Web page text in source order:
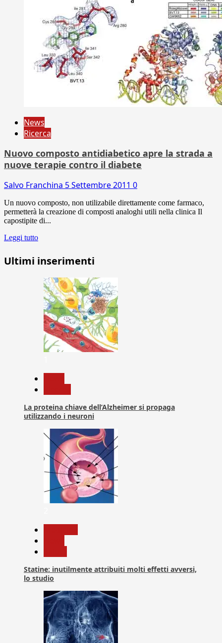
News
Ricerca
Nuovo composto antidiabetico apre la strada a
nuove terapie contro il diabete
Salvo Franchina 5 Settembre 2011 0
Un nuovo composto, non utilizabile direttamente come farmaco,
permetterà la creazione di composti analoghi utili nella clinica Il
capostipite di...
Leggi tutto
Ultimi inserimenti
La proteina chiave dell’Alzheimer si propaga
utilizzando i neuroni
Statine: inutilmente attribuiti molti effetti avversi,
lo studio